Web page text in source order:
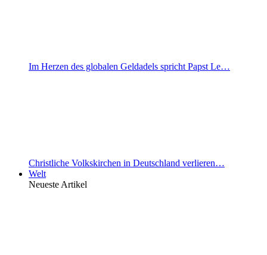
Im Herzen des globalen Geldadels spricht Papst Le…
Christliche Volkskirchen in Deutschland verlieren…
Welt
Neueste Artikel